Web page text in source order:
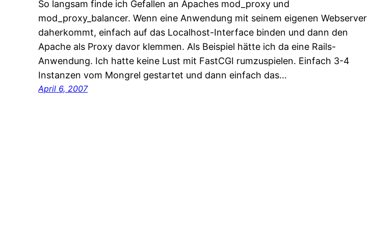
So langsam finde ich Gefallen an Apaches mod_proxy und
mod_proxy_balancer. Wenn eine Anwendung mit seinem eigenen Webserver
daherkommt, einfach auf das Localhost-Interface binden und dann den
Apache als Proxy davor klemmen. Als Beispiel hätte ich da eine Rails-
Anwendung. Ich hatte keine Lust mit FastCGI rumzuspielen. Einfach 3-4
Instanzen vom Mongrel gestartet und dann einfach das…
April 6, 2007